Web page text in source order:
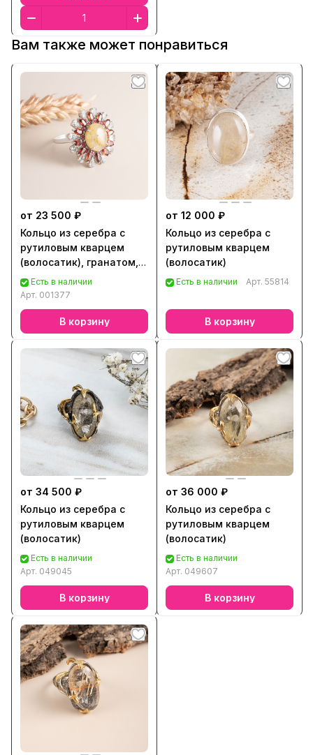
Вам также может понравиться
от 23 500 ₽
Кольцо из серебра с
рутиловым кварцем
(волосатик), гранатом,
аквамарином
Есть в наличии
Арт. 001377
В корзину
от 12 000 ₽
Кольцо из серебра с
рутиловым кварцем
(волосатик)
Есть в наличии Арт. 55814
В корзину
от 34 500 ₽
Кольцо из серебра с
рутиловым кварцем
(волосатик)
Есть в наличии
Арт. 049045
В корзину
от 36 000 ₽
Кольцо из серебра с
рутиловым кварцем
(волосатик)
Есть в наличии
Арт. 049607
В корзину